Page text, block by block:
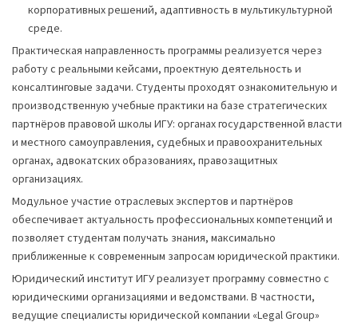
корпоративных решений, адаптивность в мультикультурной
среде.
Практическая направленность программы реализуется через
работу с реальными кейсами, проектную деятельность и
консалтинговые задачи. Студенты проходят ознакомительную и
производственную учебные практики на базе стратегических
партнёров правовой школы ИГУ: органах государственной власти
и местного самоуправления, судебных и правоохранительных
органах, адвокатских образованиях, правозащитных
организациях.
Модульное участие отраслевых экспертов и партнёров
обеспечивает актуальность профессиональных компетенций и
позволяет студентам получать знания, максимально
приближенные к современным запросам юридической практики.
Юридический институт ИГУ реализует программу совместно с
юридическими организациями и ведомствами. В частности,
ведущие специалисты юридической компании «Legal Group»